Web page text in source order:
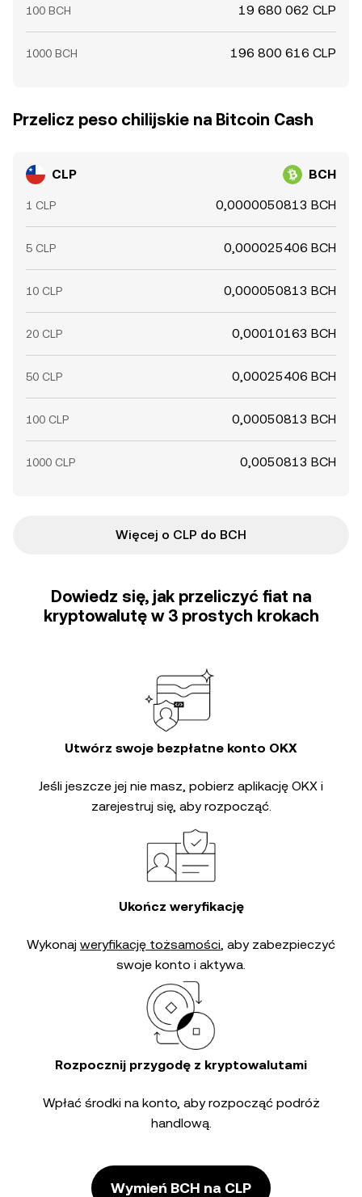
100 BCH 19 680 062 CLP
1000 BCH 196 800 616 CLP
Przelicz peso chilijskie na Bitcoin Cash
CLP BCH
1 CLP 0,0000050813 BCH
5 CLP 0,000025406 BCH
10 CLP 0,000050813 BCH
20 CLP 0,00010163 BCH
50 CLP 0,00025406 BCH
100 CLP 0,00050813 BCH
1000 CLP 0,0050813 BCH
Więcej o CLP do BCH
Dowiedz się, jak przeliczyć fiat na
kryptowalutę w 3 prostych krokach
Utwórz swoje bezpłatne konto OKX
Jeśli jeszcze jej nie masz, pobierz aplikację OKX i
zarejestruj się, aby rozpocząć.
Ukończ weryfikację
Wykonaj weryfikację tożsamości, aby zabezpieczyć
swoje konto i aktywa.
Rozpocznij przygodę z kryptowalutami
Wpłać środki na konto, aby rozpocząć podróż
handlową.
Wymień BCH na CLP